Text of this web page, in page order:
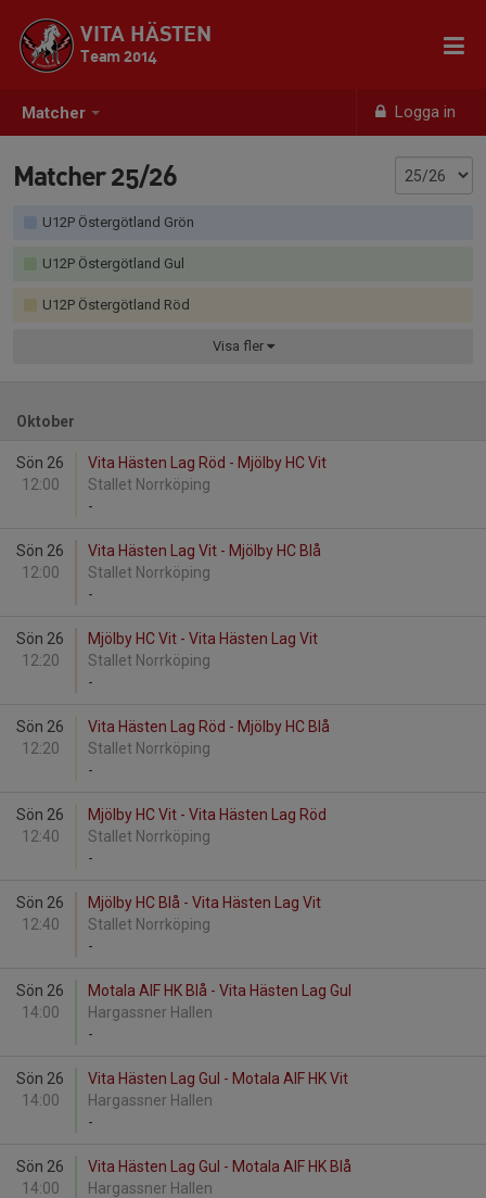
Matcher Logga in
VITA HÄSTEN
Team 2014
Matcher 25/26
U12P Östergötland Grön
U12P Östergötland Gul
U12P Östergötland Röd
Visa fler
Oktober
Sön 26
12:00
Vita Hästen Lag Röd - Mjölby HC Vit
Stallet Norrköping
-
Sön 26
12:00
Vita Hästen Lag Vit - Mjölby HC Blå
Stallet Norrköping
-
Sön 26
12:20
Mjölby HC Vit - Vita Hästen Lag Vit
Stallet Norrköping
-
Sön 26
12:20
Vita Hästen Lag Röd - Mjölby HC Blå
Stallet Norrköping
-
Sön 26
12:40
Mjölby HC Vit - Vita Hästen Lag Röd
Stallet Norrköping
-
Sön 26
12:40
Mjölby HC Blå - Vita Hästen Lag Vit
Stallet Norrköping
-
Sön 26
14:00
Motala AIF HK Blå - Vita Hästen Lag Gul
Hargassner Hallen
-
Sön 26
14:00
Vita Hästen Lag Gul - Motala AIF HK Vit
Hargassner Hallen
-
Sön 26
14:00
Vita Hästen Lag Gul - Motala AIF HK Blå
Hargassner Hallen